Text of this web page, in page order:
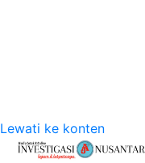
Lewati ke konten